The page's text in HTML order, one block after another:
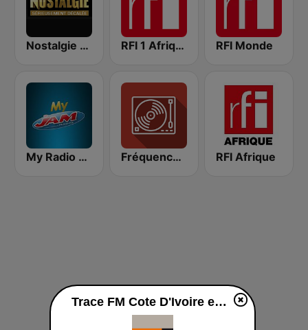
Nostalgie FM RFI 1 Afrique RFI Monde
My Radio JAM Fréquence 2 RFI Afrique
Trace FM Cote D'Ivoire en ligne